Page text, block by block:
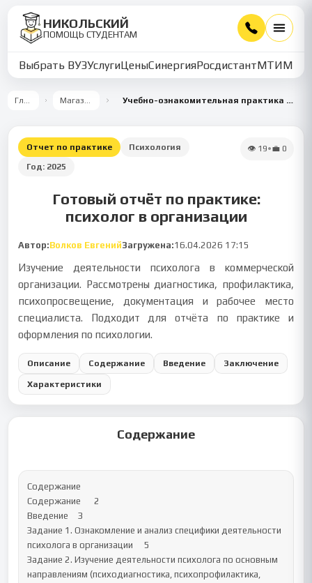
НИКОЛЬСКИЙ
ПОМОЩЬ СТУДЕНТАМ
Выбрать ВУЗУслугиЦеныСинергияРосдистантМТИММУ
Главная Магазин работ Учебно-ознакомительная практика психолога в ООО «Малина Холл»
Отчет по практике
Психология
Год: 2025
👁 19•💼 0
Готовый отчёт по практике:
психолог в организации
Автор:Волков ЕвгенийЗагружена:16.04.2026 17:15
Изучение деятельности психолога в коммерческой
организации. Рассмотрены диагностика, профилактика,
психопросвещение, документация и рабочее место
специалиста. Подходит для отчёта по практике и
оформления по психологии.
Описание Содержание Введение Заключение
Характеристики
Содержание
Содержание
Содержание	2
Введение	3
Задание 1. Ознакомление и анализ специфики деятельности
психолога в организации	5
Задание 2. Изучение деятельности психолога по основным
направлениям (психодиагностика, психопрофилактика,